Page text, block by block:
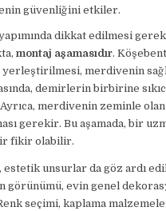
güvenliğini etkiler.
dikkat edilmesi
montaj aşamasıdır.
merdivenin
demirlerin birbirine
merdivenin zeminle olan
gerekir. Bu aşamada, bir
fikir olabilir.
estetik unsurlar da göz ardı
görünümü, evin genel
seçimi, kaplama